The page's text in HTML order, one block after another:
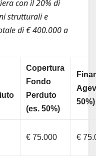
con il 20% di
strutturali e
di € 400.000 a
Copertura
Fondo
Perduto
(es. 50%)
50%)
€ 75.000 €